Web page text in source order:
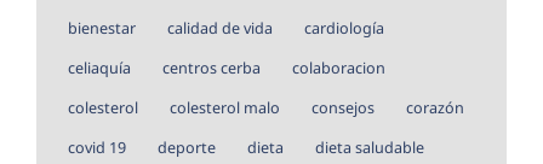
bienestar
calidad de vida
cardiología
celiaquía
centros cerba
colaboracion
colesterol
colesterol malo consejos
corazón
covid 19
deporte dieta
dieta saludable